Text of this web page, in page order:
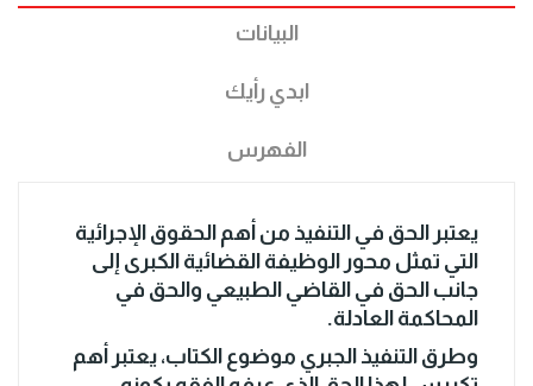
البيانات
ابدي رأيك
الفهرس
يعتبر الحق في التنفيذ من أهم الحقوق الإجرائية
التي تمثل محور الوظيفة القضائية الكبرى إلى
جانب الحق في القاضي الطبيعي والحق في
المحاكمة العادلة.
وطرق التنفيذ الجبري موضوع الكتاب، يعتبر أهم